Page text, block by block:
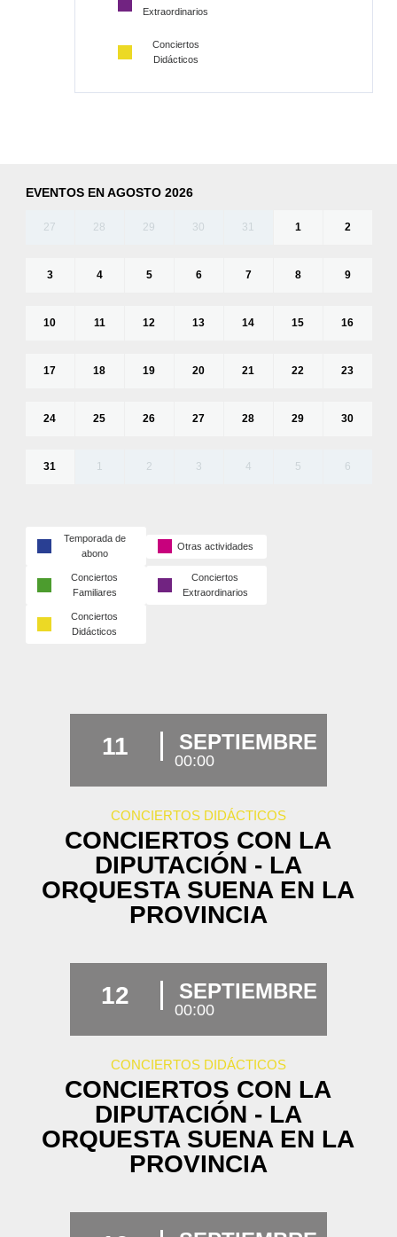
Extraordinarios
Conciertos
Didácticos
EVENTOS EN AGOSTO 2026
27 28 29 30 31 1 2
3 4 5 6 7 8 9
10 11 12 13 14 15 16
17 18 19 20 21 22 23
24 25 26 27 28 29 30
31 1 2 3 4 5 6
Temporada de
abono
Otras actividades
Conciertos
Familiares
Conciertos
Extraordinarios
Conciertos
Didácticos
11 SEPTIEMBRE
00:00
CONCIERTOS DIDÁCTICOS
CONCIERTOS CON LA
DIPUTACIÓN - LA
ORQUESTA SUENA EN LA
PROVINCIA
12 SEPTIEMBRE
00:00
CONCIERTOS DIDÁCTICOS
CONCIERTOS CON LA
DIPUTACIÓN - LA
ORQUESTA SUENA EN LA
PROVINCIA